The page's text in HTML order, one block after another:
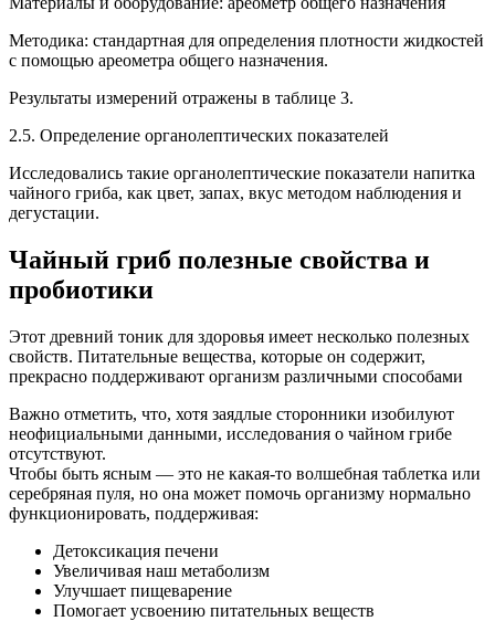
Методика: стандартная для определения плотности жидкостей
с помощью ареометра общего назначения.
Результаты измерений отражены в таблице 3.
2.5. Определение органолептических показателей
Исследовались такие органолептические показатели напитка
чайного гриба, как цвет, запах, вкус методом наблюдения и
дегустации.
Чайный гриб полезные свойства и
пробиотики
Этот древний тоник для здоровья имеет несколько полезных
свойств. Питательные вещества, которые он содержит,
прекрасно поддерживают организм различными способами
Важно отметить, что, хотя заядлые сторонники изобилуют
неофициальными данными, исследования о чайном грибе
отсутствуют.
Чтобы быть ясным — это не какая-то волшебная таблетка или
серебряная пуля, но она может помочь организму нормально
функционировать, поддерживая:
Детоксикация печени
Увеличивая наш метаболизм
Улучшает пищеварение
Помогает усвоению питательных веществ